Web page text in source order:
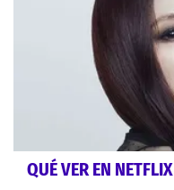
QUÉ VER EN NETFLIX